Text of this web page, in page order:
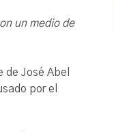
un medio de
José Abel
por el